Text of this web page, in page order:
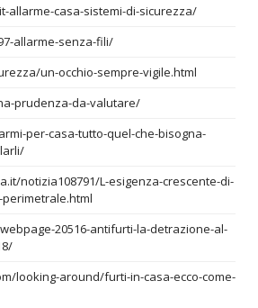
allarme-casa-sistemi-di-sicurezza/
allarme-senza-fili/
un-occhio-sempre-vigile.html
prudenza-da-valutare/
per-casa-tutto-quel-che-bisogna-
notizia108791/L-esigenza-crescente-di-
20516-antifurti-la-detrazione-al-
looking-around/furti-in-casa-ecco-come-